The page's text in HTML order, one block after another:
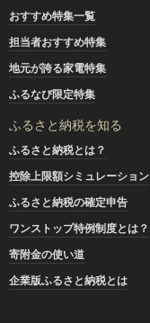
おすすめ特集一覧
担当者おすすめ特集
地元が誇る家電特集
ふるなび限定特集
ふるさと納税を知る
ふるさと納税とは？
控除上限額シミュレーション
ふるさと納税の確定申告
ワンストップ特例制度とは？
寄附金の使い道
企業版ふるさと納税とは